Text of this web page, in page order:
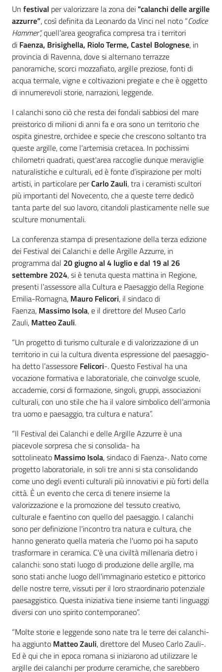
Argomenti
Novità
Servizi
Leggi Atti Bandi
Piani Programmi
Progetti
Introduzione
Un festival per valorizzare la zona dei "calanchi delle argille
azzurre”, così definita da Leonardo da Vinci nel noto “Codice
Hammer”,quell’area geografica compresa tra i territori
di Faenza, Brisighella, Riolo Terme, Castel Bolognese, in
provincia di Ravenna, dove si alternano terrazze
panoramiche, scorci mozzafiato, argille preziose, fonti di
acqua termale, vigne e coltivazioni pregiate e che è oggetto
di innumerevoli storie, narrazioni, leggende.
I calanchi sono ciò che resta dei fondali sabbiosi del mare
preistorico di milioni di anni fa e ora sono un territorio che
ospita ginestre, orchidee e specie che crescono soltanto tra
queste argille, come l’artemisia cretacea. In pochissimi
chilometri quadrati, quest'area raccoglie dunque meraviglie
naturalistiche e culturali, ed è fonte d’ispirazione per molti
artisti, in particolare perCarlo Zauli, tra i ceramisti scultori
più importanti del Novecento, che a queste terre dedicò
tanta parte del suo lavoro, citandoli plasticamente nelle sue
sculture monumentali.
La conferenza stampa di presentazione della terza edizione
dei Festival dei Calanchi e delle Argille Azzurre, in
programma dal 20 giugno al 4 luglio e dal 19 al 26
settembre 2024, si è tenuta questa mattina in Regione,
presenti l’assessore alla Cultura e Paesaggio della Regione
Emilia-Romagna, Mauro Felicori, il sindaco di
Faenza, Massimo Isola, e il direttore del Museo Carlo
Zauli, Matteo Zauli.
“Un progetto di turismo culturale e di valorizzazione di un
territorio in cui la cultura diventa espressione del paesaggio-
ha detto l’assessore Felicori-. Questo Festival ha una
vocazione formativa e laboratoriale, che coinvolge scuole,
accademie, corsi di formazione, singoli, gruppi, associazioni
culturali, con uno stile che ha il valore simbolico dell’armonia
tra uomo e paesaggio, tra cultura e natura”.
“Il Festival dei Calanchi e delle Argille Azzurre è una
piacevole sorpresa che si consolida- ha
sottolineato Massimo Isola, sindaco di Faenza-. Nato come
progetto laboratoriale, in soli tre anni si sta consolidando
come uno degli eventi culturali più innovativi e più forti della
città. È un evento che cerca di tenere insieme la
valorizzazione e la promozione del tessuto creativo,
culturale e faentino con quello del paesaggio. I calanchi
sono per definizione l'incontro tra natura e cultura, che
hanno generato quella materia che l'uomo poi ha saputo
trasformare in ceramica. C'è una civiltà millenaria dietro i
calanchi: sono stati luogo di produzione delle argille, ma
sono stati anche luogo dell'immaginario estetico e pittorico
delle nostre terre, vissuti per il loro straordinario potenziale
paesaggistico. Questa iniziativa tiene insieme tanti linguaggi
diversi con uno spirito contemporaneo”.
“Molte storie e leggende sono nate tra le terre dei calanchi-
ha aggiunto Matteo Zauli, direttore del Museo Carlo Zauli-.
Ed è qui che in epoca romana si iniziarono ad utilizzare le
argille dei calanchi per produrre ceramiche, che sarebbero